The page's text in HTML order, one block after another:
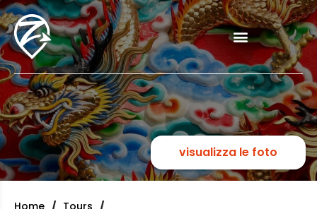
visualizza le foto
Home
Tours